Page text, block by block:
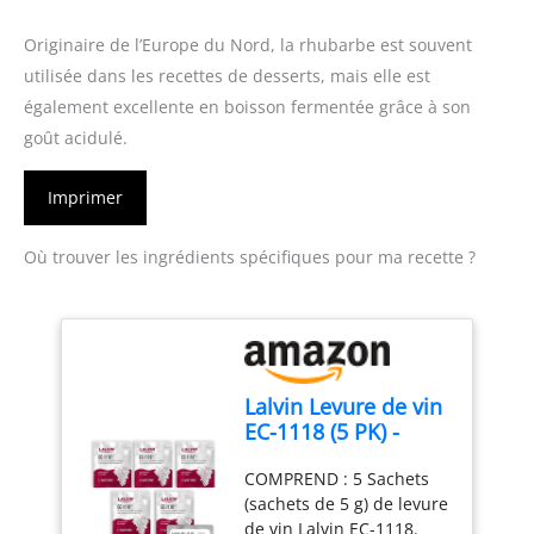
Originaire de l’Europe du Nord, la rhubarbe est souvent
utilisée dans les recettes de desserts, mais elle est
également excellente en boisson fermentée grâce à son
goût acidulé.
Imprimer
Où trouver les ingrédients spécifiques pour ma recette ?
Lalvin Levure de vin
EC-1118 (5 PK) -
CAPYBARA
Distributors Inc.
COMPREND : 5 Sachets
(sachets de 5 g) de levure
de vin Lalvin EC-1118.